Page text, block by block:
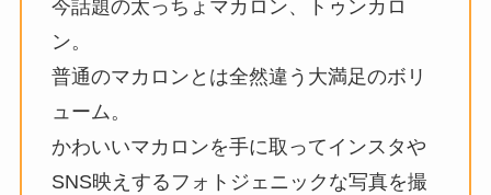
今話題の太っちょマカロン、トゥンカロ
ン。
普通のマカロンとは全然違う大満足のボリ
ューム。
かわいいマカロンを手に取ってインスタや
SNS映えするフォトジェニックな写真を撮